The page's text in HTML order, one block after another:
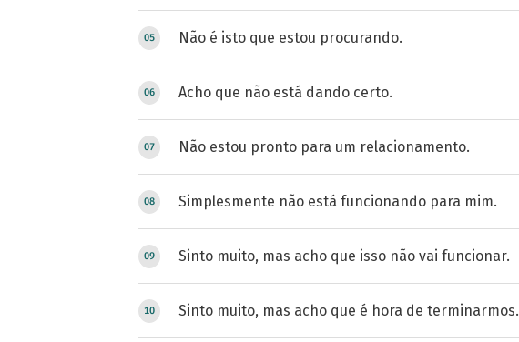
Não é isto que estou procurando.
Acho que não está dando certo.
Não estou pronto para um relacionamento.
Simplesmente não está funcionando para mim.
Sinto muito, mas acho que isso não vai funcionar.
Sinto muito, mas acho que é hora de terminarmos.